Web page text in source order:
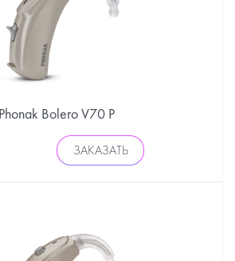
Phonak Bolero V70 P
ЗАКАЗАТЬ